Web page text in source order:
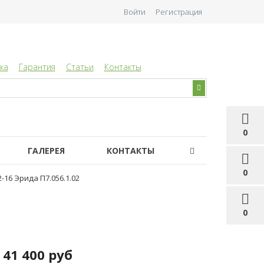
0
0
0
Войти Регистрация
Гарантия Статьи Контакты
ГАЛЕРЕЯ КОНТАКТЫ
16 Эрида П7.056.1.02
41 400 руб